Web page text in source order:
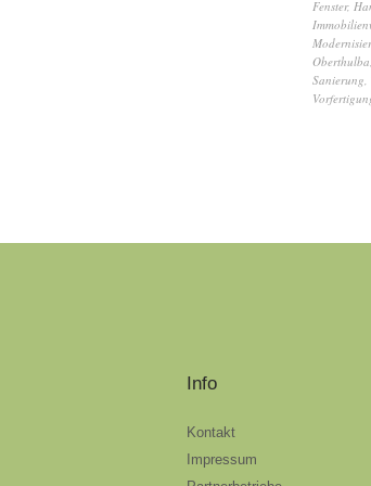
Fenster,
Oberthulba
Sanierung
Info
Kontakt
Impressum